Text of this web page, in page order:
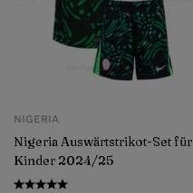
NIGERIA
Nigeria Auswärtstrikot-Set für
Kinder 2024/25